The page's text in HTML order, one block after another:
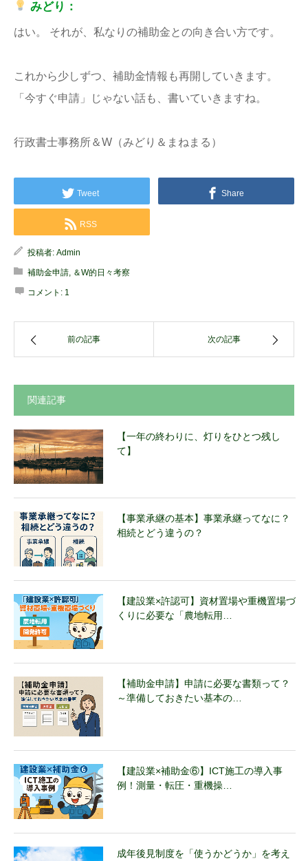
みどり：
はい。 それが、私なりの補助金との向き合い方です。
これから少しずつ、補助金情報も再開していきます。
「今すぐ申請」じゃない話も、書いていきますね。
行政書士事務所＆W（みどり＆まねまる）
Tweet Share
RSS
投稿者: Admin
補助金申請 ＆W的日々考察
コメント: 1
前の記事 次の記事
関連記事
【一年の終わりに、灯りをひとつ残し
て】
【事業承継の基本】事業承継ってなに？
相続とどう違うの？
【建設業×許認可】資材置場や重機置場づ
くりに必要な「農地転用…
【補助金申請】申請に必要な書類って？
～準備しておきたい基本の…
【建設業×補助金⑥】ICT施工の導入事
例！測量・転圧・重機操…
成年後見制度を「使うかどうか」を考え